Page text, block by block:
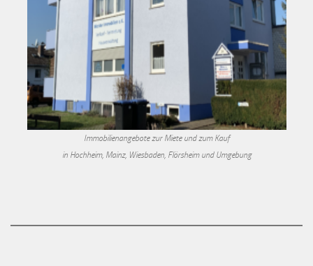
Immobilienangebote zur Miete und zum Kauf
in Hochheim, Mainz, Wiesbaden, Flörsheim und Umgebung